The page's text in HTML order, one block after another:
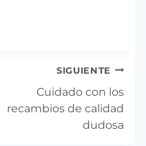
SIGUIENTE
Cuidado con los
recambios de calidad
dudosa